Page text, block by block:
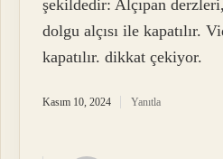
şekildedir: Alçıpan
dolgu alçısı ile kapatılır.
kapatılır. dikkat çekiyor.
Kasım 10, 2024 Yanıtla